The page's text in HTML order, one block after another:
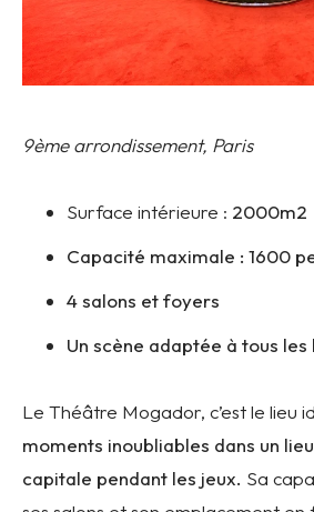
9ème arrondissement, Paris
Surface intérieure : 2000m2
Capacité maximale : 1600
4 salons et foyers
Un scène adaptée à tous les
Le Théâtre Mogador, c’est le lieu
moments inoubliables dans un
capitale pendant les jeux. Sa